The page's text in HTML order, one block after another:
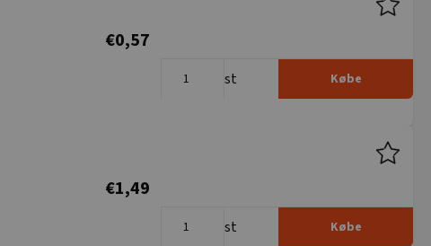
€0,57
st Købe
€1,49
st Købe